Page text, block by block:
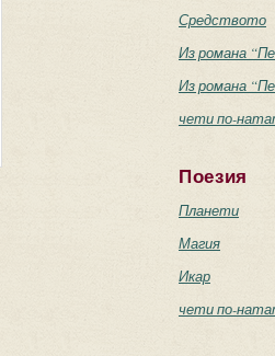
Средството
Из романа
Из романа
чети по-
Поезия
Планети
Магия
Икар
чети по-